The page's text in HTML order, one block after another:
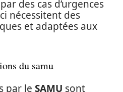
des cas d’urgences
nécessitent des
et adaptées aux
du samu
par le SAMU sont